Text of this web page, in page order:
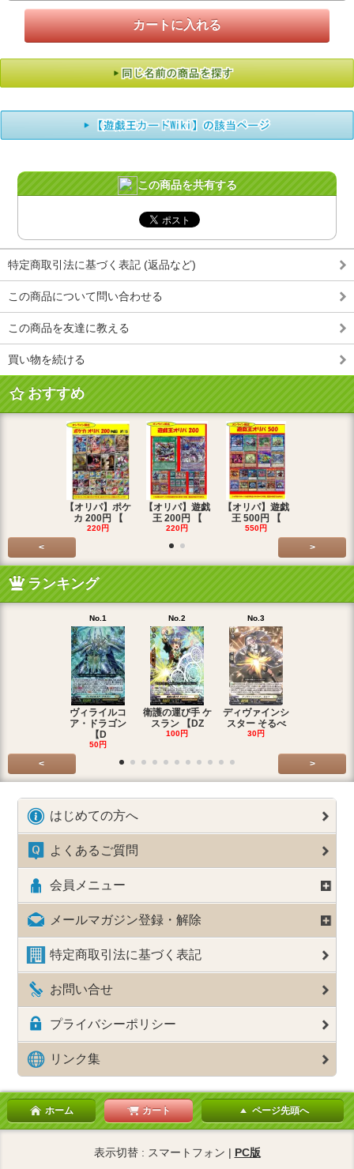
この商品を共有する
特定商取引法に基づく表記 (返品など)
この商品について問い合わせる
この商品を友達に教える
買い物を続ける
おすすめ
【オリパ】ポケ
カ 200円 【
220円
【オリパ】遊戯
王 200円 【
220円
【オリパ】遊戯
王 500円 【
550円
< >
ランキング
No.1
ヴィライルコ
ア・ドラゴン
【D
50円
No.2
衛護の運び手 ケ
スラン 【DZ
100円
No.3
ディヴァインシ
スター そるべ
30円
< >
はじめての方へ
よくあるご質問
会員メニュー
メールマガジン登録・解除
特定商取引法に基づく表記
お問い合せ
プライバシーポリシー
リンク集
ホーム カート ページ先頭へ
表示切替 : スマートフォン | PC版